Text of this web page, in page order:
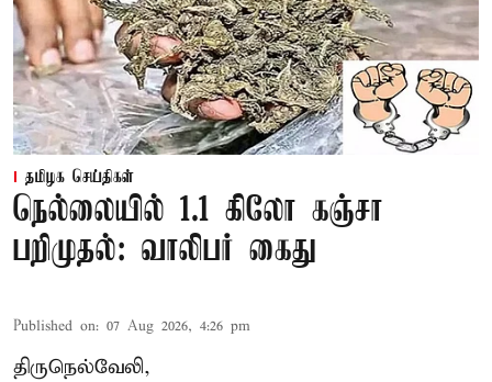
தமிழக செய்திகள்
நெல்லையில் 1.1 கிலோ கஞ்சா
பறிமுதல்: வாலிபர் கைது
Published on: 07 Aug 2026, 4:26 pm
திருநெல்வேலி,